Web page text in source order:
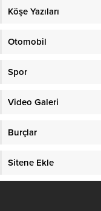
Köşe Yazıları
Otomobil
Spor
Video Galeri
Burçlar
Sitene Ekle